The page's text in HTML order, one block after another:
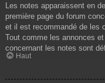
Les notes apparaissent en
première page du forum
et il est recommandé de les
Tout comme les annonces
concernant les notes sont
Haut